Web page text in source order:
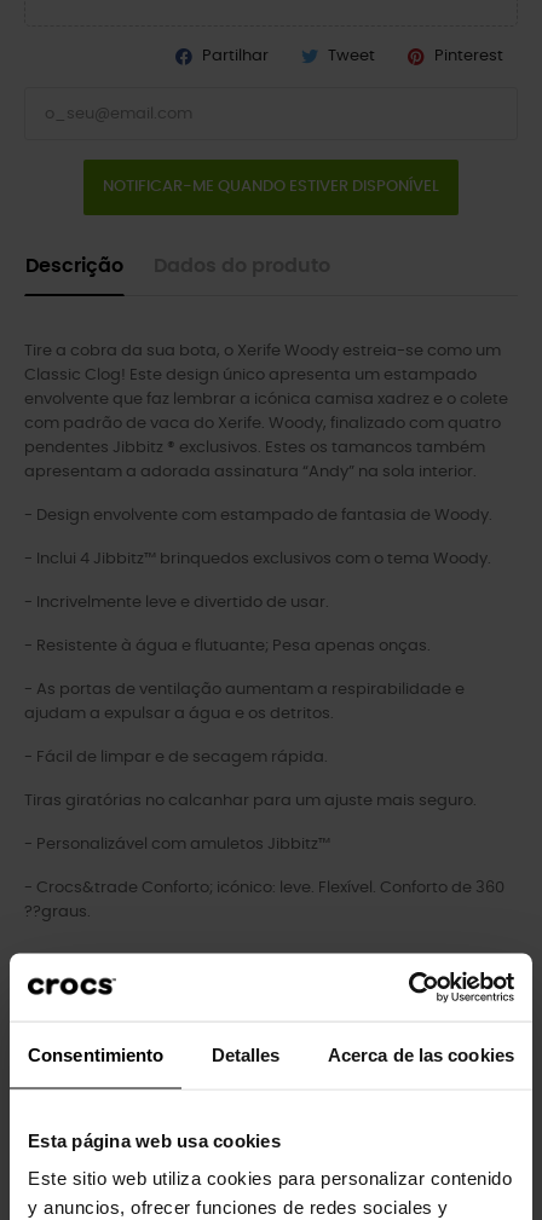
Consentimiento Detalles Acerca de las cookies
Esta página web usa cookies
Este sitio web utiliza cookies para personalizar contenido
y anuncios, ofrecer funciones de redes sociales y
Partilhar Tweet Pinterest
NOTIFICAR-ME QUANDO ESTIVER DISPONÍVEL
Descrição
Tire a cobra da sua bota, o Xerife Woody estreia-se como um
Classic Clog! Este design único apresenta um estampado
envolvente que faz lembrar a icónica camisa xadrez e o colete
com padrão de vaca do Xerife. Woody, finalizado com quatro
pendentes Jibbitz ® exclusivos. Estes os tamancos também
apresentam a adorada assinatura “Andy” na sola interior.
- Design envolvente com estampado de fantasia de Woody.
- Inclui 4 Jibbitz™ brinquedos exclusivos com o tema Woody.
- Incrivelmente leve e divertido de usar.
- Resistente à água e flutuante; Pesa apenas onças.
- As portas de ventilação aumentam a respirabilidade e
ajudam a expulsar a água e os detritos.
- Fácil de limpar e de secagem rápida.
Tiras giratórias no calcanhar para um ajuste mais seguro.
- Personalizável com amuletos Jibbitz™
- Crocs&trade Conforto; icónico: leve. Flexível. Conforto de 360
??graus.
Clientes que compraram este